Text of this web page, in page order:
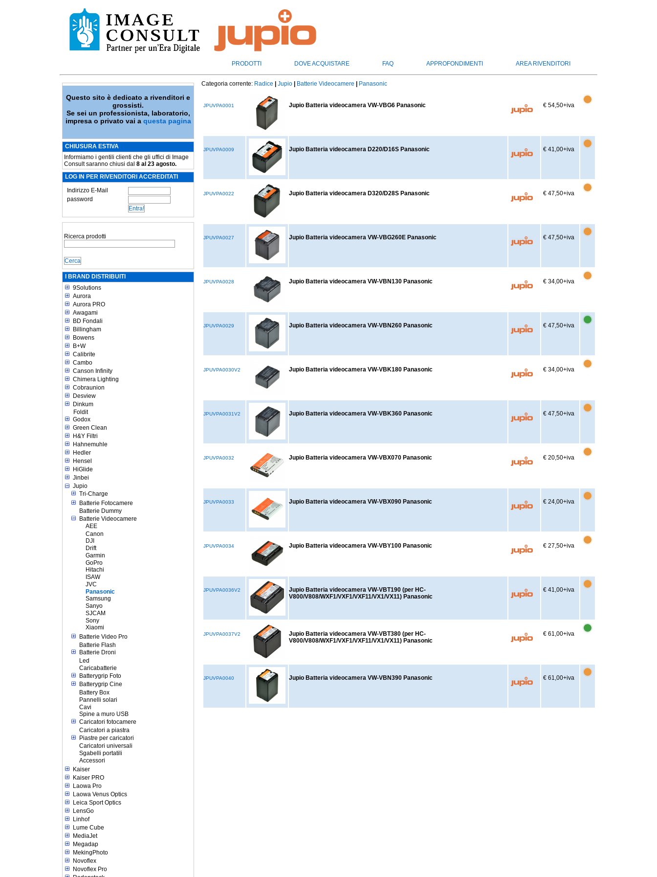
PRODOTTI DOVE ACQUISTARE FAQ APPROFONDIMENTI AREA RIVENDITORI
Questo sito è dedicato a rivenditori e
grossisti.
Se sei un professionista, laboratorio,
impresa o privato vai a questa pagina
CHIUSURA ESTIVA
Informiamo i gentili clienti che gli uffici di Image
Consult saranno chiusi dal 8 al 23 agosto.
LOG IN PER RIVENDITORI ACCREDITATI
Indirizzo E-Mail
password
Ricerca prodotti
I BRAND DISTRIBUITI
9Solutions
Aurora
Aurora PRO
Awagami
BD Fondali
Billingham
Bowens
B+W
Calibrite
Cambo
Canson Infinity
Chimera Lighting
Cobraunion
Desview
Dinkum
Foldit
Godox
Green Clean
H&Y Filtri
Hahnemuhle
Hedler
Hensel
HiGlide
Jinbei
Jupio
Tri-Charge
Batterie Fotocamere
Batterie Dummy
Batterie Videocamere
AEE
Canon
DJI
Drift
Garmin
GoPro
Hitachi
ISAW
JVC
Panasonic
Samsung
Sanyo
SJCAM
Sony
Xiaomi
Batterie Video Pro
Batterie Flash
Batterie Droni
Led
Caricabatterie
Batterygrip Foto
Batterygrip Cine
Battery Box
Pannelli solari
Cavi
Spine a muro USB
Caricatori fotocamere
Caricatori a piastra
Piastre per caricatori
Caricatori universali
Sgabelli portatili
Accessori
Kaiser
Kaiser PRO
Laowa Pro
Laowa Venus Optics
Leica Sport Optics
LensGo
Linhof
Lume Cube
MediaJet
Megadap
MekingPhoto
Novoflex
Novoflex Pro
Categoria corrente: Radice Jupio Batterie Videocamere Panasonic
JPUVPA0001 Jupio Batteria videocamera VW-VBG6 Panasonic € 54,50+iva
JPUVPA0009 Jupio Batteria videocamera D220/D16S Panasonic € 41,00+iva
JPUVPA0022 Jupio Batteria videocamera D320/D28S Panasonic € 47,50+iva
JPUVPA0027 Jupio Batteria videocamera VW-VBG260E Panasonic € 47,50+iva
JPUVPA0028 Jupio Batteria videocamera VW-VBN130 Panasonic € 34,00+iva
JPUVPA0029 Jupio Batteria videocamera VW-VBN260 Panasonic € 47,50+iva
JPUVPA0030V2 Jupio Batteria videocamera VW-VBK180 Panasonic € 34,00+iva
JPUVPA0031V2 Jupio Batteria videocamera VW-VBK360 Panasonic € 47,50+iva
JPUVPA0032 Jupio Batteria videocamera VW-VBX070 Panasonic € 20,50+iva
JPUVPA0033 Jupio Batteria videocamera VW-VBX090 Panasonic € 24,00+iva
JPUVPA0034 Jupio Batteria videocamera VW-VBY100 Panasonic € 27,50+iva
JPUVPA0036V2
Jupio Batteria videocamera VW-VBT190 (per HC-
V800/V808/WXF1/VXF1/VXF11/VX1/VX11) Panasonic
€ 41,00+iva
JPUVPA0037V2
Jupio Batteria videocamera VW-VBT380 (per HC-
V800/V808/WXF1/VXF1/VXF11/VX1/VX11) Panasonic
€ 61,00+iva
JPUVPA0040 Jupio Batteria videocamera VW-VBN390 Panasonic € 61,00+iva